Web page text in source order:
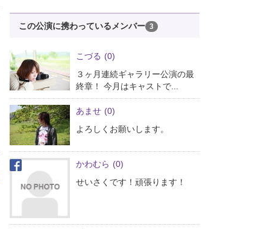
この公演に携わっているメンバー 3
こづる (0)
３ヶ月連続ギャラリー公演の最
終章！ 今月はキャストで...
あませ (0)
よろしくお願いします。
かわむら (0)
せいさくです！頑張ります！